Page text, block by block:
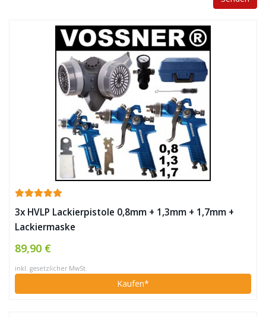
3x HVLP Lackierpistole 0,8mm + 1,3mm + 1,7mm +
Lackiermaske
89,90 €
inkl. gesetzlicher MwSt.
Kaufen*